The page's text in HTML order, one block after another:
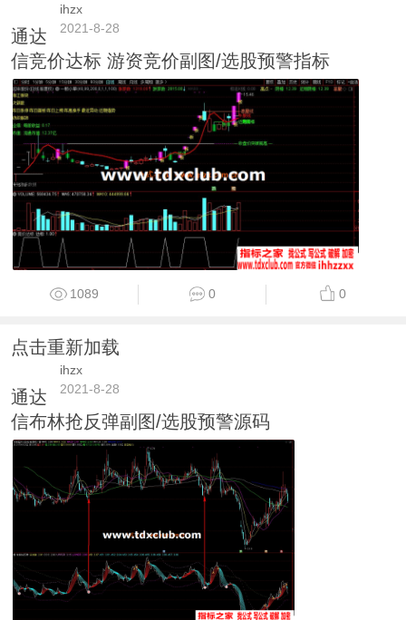
ihzx
2021-8-28
通达
信竞价达标 游资竞价副图/选股预警指标
1089 0 0
点击重新加载
ihzx
2021-8-28
通达
信布林抢反弹副图/选股预警源码